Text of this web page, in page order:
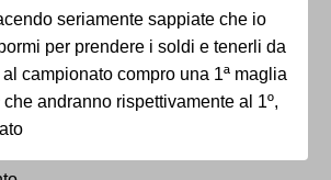
seriamente sappiate che io
per prendere i soldi e tenerli da
campionato compro una 1ª maglia
che andranno rispettivamente al 1º,